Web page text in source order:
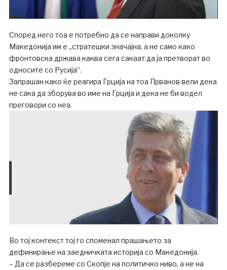
Според него тоа е потребно да се направи доколку
Македонија им е „стратешки значајна, а не само како
фронтовска држава каква сега сакаат да ја претворат во
односите со Русија“.
Запрашан како ќе реагира Грција на тоа Прванов вели дека
не сака да зборува во име на Грција и дека не би водел
преговори со неа.
Во тој контекст тој го споменал прашањето за
дефинирање на заедничката историја со Македонија.
– Да се ​​разбереме со Скопје на политичко ниво, а не на